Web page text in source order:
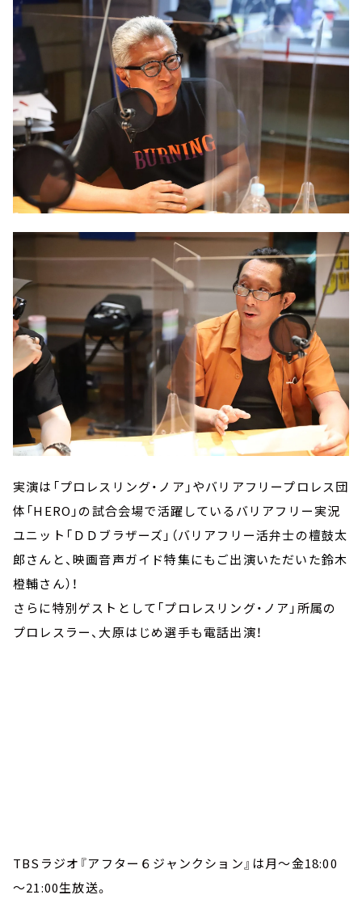
実演は「プロレスリング・ノア」やバリアフリープロレス団
体「HERO」の試合会場で活躍しているバリアフリー実況
ユニット「ＤＤブラザーズ」（バリアフリー活弁士の檀鼓太
郎さんと、映画音声ガイド特集にもご出演いただいた鈴木
橙輔さん）！
さらに特別ゲストとして「プロレスリング・ノア」所属の
プロレスラー、大原はじめ選手も電話出演！
TBSラジオ『アフター６ジャンクション』は月～金18:00
～21:00生放送。